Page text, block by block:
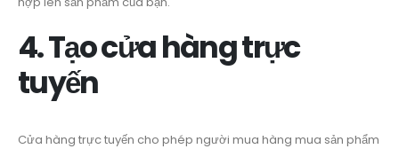
4. Tạo cửa hàng trực
tuyến
Cửa hàng trực tuyến cho phép người mua hàng mua sản phẩm